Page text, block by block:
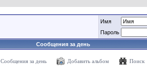
Имя
Пароль
Сообщения за день
Сообщения за день Добавить альбом Поиск